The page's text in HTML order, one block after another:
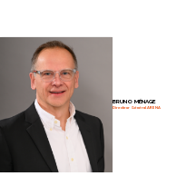
BRUNO MÉNAGE
Directeur Général ARENA